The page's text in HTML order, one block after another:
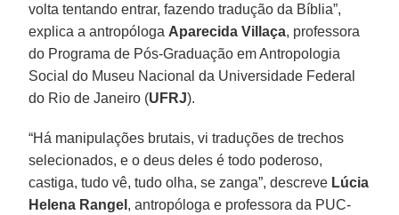
volta tentando entrar, fazendo tradução da Bíblia”,
explica a antropóloga Aparecida Villaça, professora
do Programa de Pós-Graduação em Antropologia
Social do Museu Nacional da Universidade Federal
do Rio de Janeiro (UFRJ).
“Há manipulações brutais, vi traduções de trechos
selecionados, e o deus deles é todo poderoso,
castiga, tudo vê, tudo olha, se zanga”, descreve Lúcia
Helena Rangel , antropóloga e professora da PUC-